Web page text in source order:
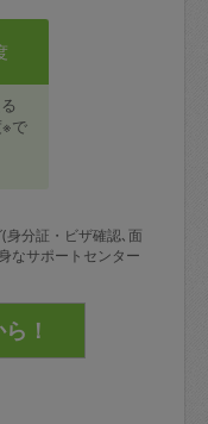
で
分証・ビザ確認､面
なサポートセンター